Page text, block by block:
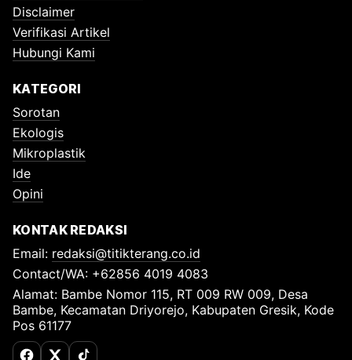
Disclaimer
Verifikasi Artikel
Hubungi Kami
KATEGORI
Sorotan
Ekologis
Mikroplastik
Ide
Opini
KONTAK REDAKSI
Email: redaksi@titikterang.co.id
Contact/WA: +62856 4019 4083
Alamat: Bambe Nomor 115, RT 009 RW 009, Desa
Bambe, Kecamatan Driyorejo, Kabupaten Gresik, Kode
Pos 61177